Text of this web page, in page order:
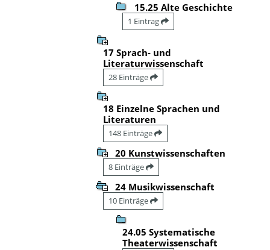
15.25 Alte Geschichte
1 Eintrag
17 Sprach- und
Literaturwissenschaft
28 Einträge
18 Einzelne Sprachen und
Literaturen
148 Einträge
20 Kunstwissenschaften
8 Einträge
24 Musikwissenschaft
10 Einträge
24.05 Systematische
Theaterwissenschaft